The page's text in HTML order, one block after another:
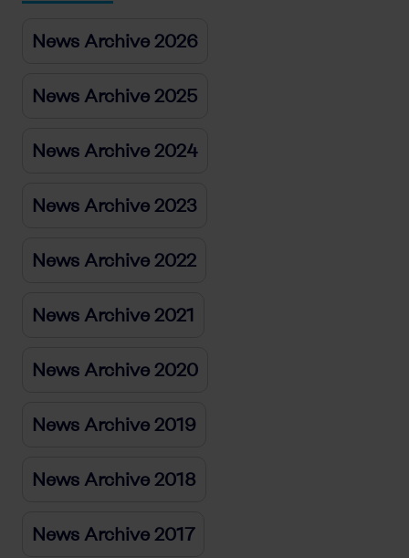
News Archive 2026
News Archive 2025
News Archive 2024
News Archive 2023
News Archive 2022
News Archive 2021
News Archive 2020
News Archive 2019
News Archive 2018
News Archive 2017